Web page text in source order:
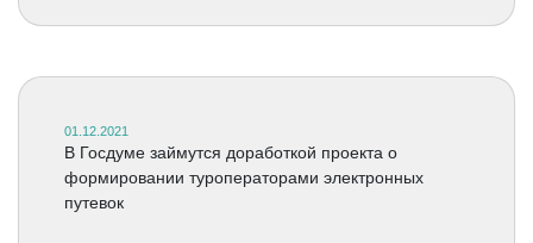
01.12.2021
В Госдуме займутся доработкой проекта о
формировании туроператорами электронных
путевок